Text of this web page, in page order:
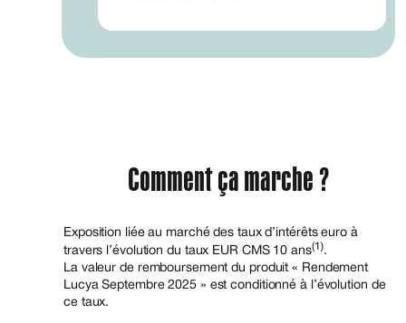
Comment ça marche ?
Exposition liée au marché des taux d’intérêts euro à
travers l’évolution du taux EUR CMS 10 ans(1).
La valeur de remboursement du produit « Rendement
Lucya Septembre 2025 » est conditionné à l’évolution de
ce taux.